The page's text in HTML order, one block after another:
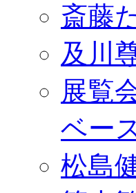
斎藤
及川
展覧
ベー
松島